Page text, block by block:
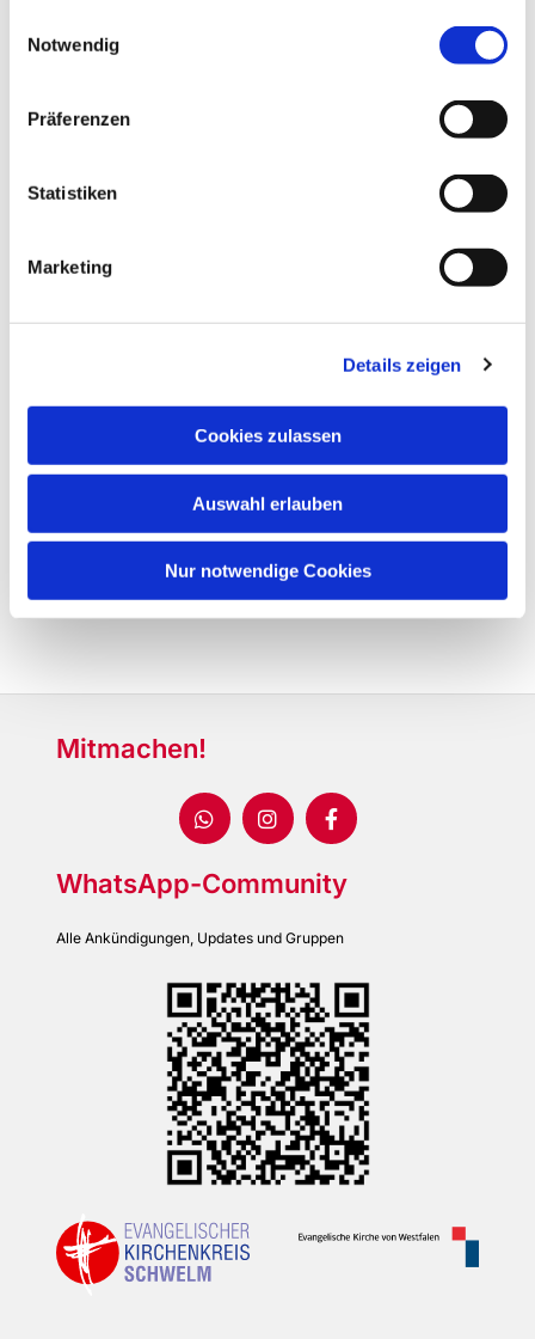
Notwendig
Präferenzen
Statistiken
Marketing
Details zeigen
Cookies zulassen
Auswahl erlauben
Nur notwendige Cookies
Mitmachen!
WhatsApp-Community
Alle Ankündigungen, Updates und Gruppen